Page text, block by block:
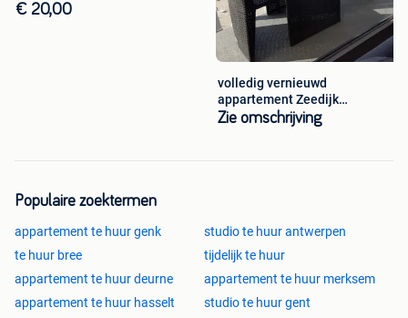
€ 20,00
volledig vernieuwd
appartement Zeedijk
Blankenberge te huur
Zie omschrijving
Populaire zoektermen
appartement te huur genk
studio te huur antwerpen
te huur bree
tijdelijk te huur
appartement te huur deurne
appartement te huur merksem
appartement te huur hasselt
studio te huur gent